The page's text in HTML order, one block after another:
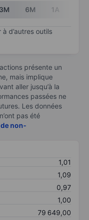
3M 6M 1A
d’autres outils
présente un
mais implique
aller jusqu’à la
passées ne
Les données
pas été
non-
1,01
1,09
0,97
1,00
79 649,00